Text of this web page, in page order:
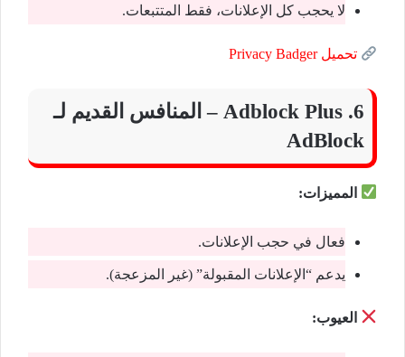
لا يحجب كل الإعلانات، فقط المتتبعات.
تحميل Privacy Badger
6. Adblock Plus – المنافس القديم لـ
AdBlock
المميزات:
فعال في حجب الإعلانات.
يدعم “الإعلانات المقبولة” (غير المزعجة).
العيوب: